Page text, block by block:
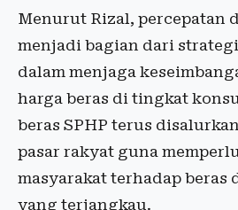
Menurut Rizal, percepatan
menjadi bagian dari
dalam menjaga
harga beras di tingkat
beras SPHP terus
pasar rakyat guna
masyarakat terhadap beras
yang terjangkau.